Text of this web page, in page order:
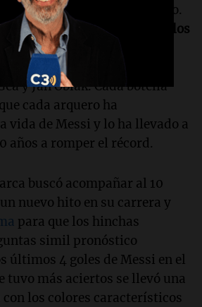
cada gol marcado por Leo.
a los 160 arqueros a los
vez un gol
en el arco como Gianluigi
y Jan Oblak. Cada botella
cada arquero ha
vida de Messi y lo ha llevado a
años a romper el récord.
buscó acompañar al 10
nuevo hito en su carrera y
para que los hinchas
simil pronóstico
últimos 4 goles de Messi en el
tuvo más aciertos se llevó una
los colores característicos